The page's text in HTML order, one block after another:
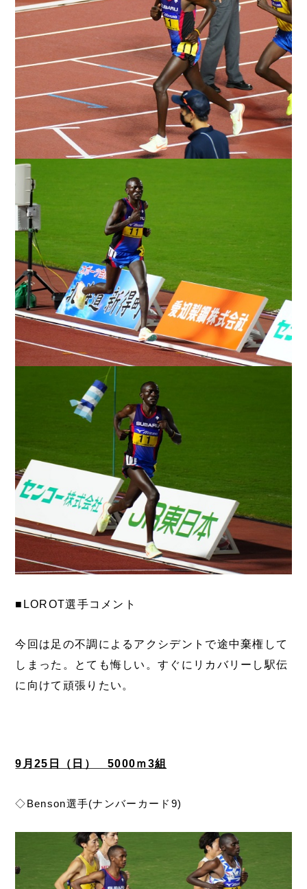
■LOROT選手コメント
今回は足の不調によるアクシデントで途中棄権して
しまった。とても悔しい。すぐにリカバリーし駅伝
に向けて頑張りたい。
9月25日（日） 5000ｍ3組
◇Benson選手(ナンバーカード9)